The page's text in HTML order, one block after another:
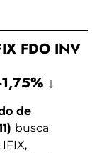
FDO INV
↓
de
busca